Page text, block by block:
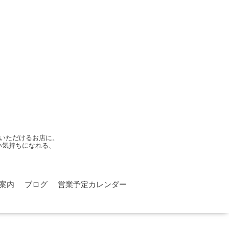
ただけるお店に。
持ちになれる、
内 ブログ 営業予定カレンダー